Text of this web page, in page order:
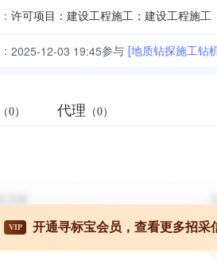
2025-12-03 19:45参与 [地质钻探施工钻
（0） 代理 （0）
VIP 开通寻标宝会员，查看更多招采